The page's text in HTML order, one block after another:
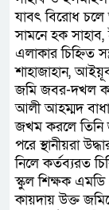
যাবৎ বিরোধ
সামনে হক
এলাকার চিহ্নিত
শাহাজাহান,
জমি জবর-দখল
আলী আহম্মদ বাধা
জখম করলে তিনি
পরে স্থানীয়রা
নিলে কর্তব্যরত
স্কুল শিক্ষক
কায়দায় উক্ত